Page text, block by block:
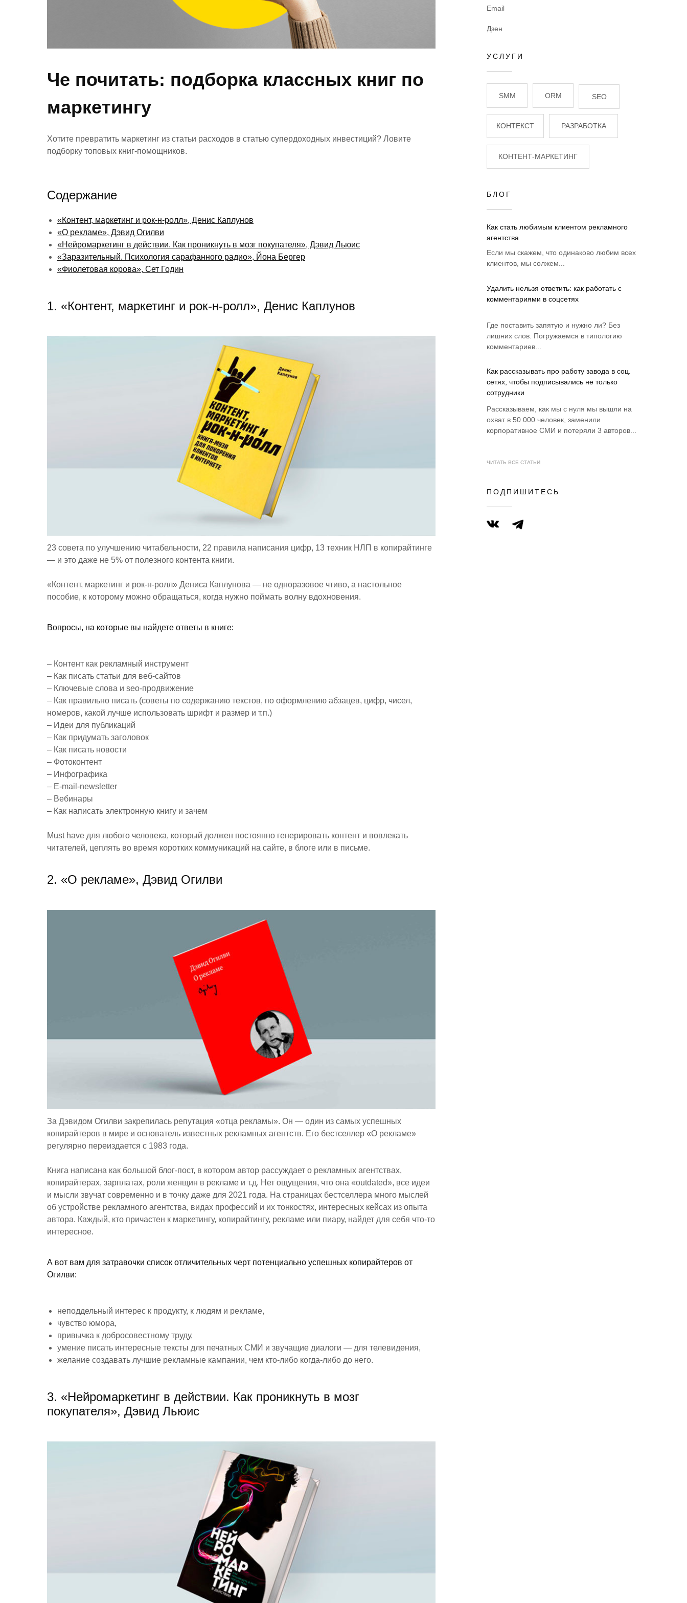
Email
Дзен
УСЛУГИ
SMM ORM SEO
КОНТЕКСТ РАЗРАБОТКА
КОНТЕНТ-МАРКЕТИНГ
БЛОГ
Как стать любимым клиентом рекламного
агентства
Если мы скажем, что одинаково любим всех
клиентов, мы солжем...
Удалить нельзя ответить: как работать с
комментариями в соцсетях
Где поставить запятую и нужно ли? Без
лишних слов. Погружаемся в типологию
комментариев...
Как рассказывать про работу завода в соц.
сетях, чтобы подписывались не только
сотрудники
Рассказываем, как мы с нуля мы вышли на
охват в 50 000 человек, заменили
корпоративное СМИ и потеряли 3 авторов...
ЧИТАТЬ ВСЕ СТАТЬИ
ПОДПИШИТЕСЬ
Че почитать: подборка классных книг по
маркетингу
Хотите превратить маркетинг из статьи расходов в статью супердоходных инвестиций? Ловите
подборку топовых книг-помощников.
Содержание
«Контент, маркетинг и рок-н-ролл», Денис Каплунов
«О рекламе», Дэвид Огилви
«Нейромаркетинг в действии. Как проникнуть в мозг покупателя», Дэвид Льюис
«Заразительный. Психология сарафанного радио», Йона Бергер
«Фиолетовая корова», Сет Годин
1. «Контент, маркетинг и рок-н-ролл», Денис Каплунов
23 совета по улучшению читабельности, 22 правила написания цифр, 13 техник НЛП в копирайтинге
— и это даже не 5% от полезного контента книги.
«Контент, маркетинг и рок-н-ролл» Дениса Каплунова — не одноразовое чтиво, а настольное
пособие, к которому можно обращаться, когда нужно поймать волну вдохновения.
Вопросы, на которые вы найдете ответы в книге:
– Контент как рекламный инструмент
– Как писать статьи для веб-сайтов
– Ключевые слова и seo-продвижение
– Как правильно писать (советы по содержанию текстов, по оформлению абзацев, цифр, чисел,
номеров, какой лучше использовать шрифт и размер и т.п.)
– Идеи для публикаций
– Как придумать заголовок
– Как писать новости
– Фотоконтент
– Инфографика
– E-mail-newsletter
– Вебинары
– Как написать электронную книгу и зачем
Must have для любого человека, который должен постоянно генерировать контент и вовлекать
читателей, цеплять во время коротких коммуникаций на сайте, в блоге или в письме.
2. «О рекламе», Дэвид Огилви
За Дэвидом Огилви закрепилась репутация «отца рекламы». Он — один из самых успешных
копирайтеров в мире и основатель известных рекламных агентств. Его бестселлер «О рекламе»
регулярно переиздается с 1983 года.
Книга написана как большой блог-пост, в котором автор рассуждает о рекламных агентствах,
копирайтерах, зарплатах, роли женщин в рекламе и т.д. Нет ощущения, что она «outdated», все идеи
и мысли звучат современно и в точку даже для 2021 года. На страницах бестселлера много мыслей
об устройстве рекламного агентства, видах профессий и их тонкостях, интересных кейсах из опыта
автора. Каждый, кто причастен к маркетингу, копирайтингу, рекламе или пиару, найдет для себя что-то
интересное.
А вот вам для затравочки список отличительных черт потенциально успешных копирайтеров от
Огилви:
неподдельный интерес к продукту, к людям и рекламе,
чувство юмора,
привычка к добросовестному труду,
умение писать интересные тексты для печатных СМИ и звучащие диалоги — для телевидения,
желание создавать лучшие рекламные кампании, чем кто-либо когда-либо до него.
3. «Нейромаркетинг в действии. Как проникнуть в мозг
покупателя», Дэвид Льюис